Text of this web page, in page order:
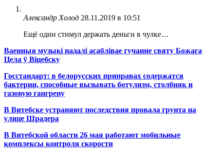
Александр Холод 28.11.2019 в 10:51
Ещё один стимул держать деньги в чулке…
Ваенныя музыкі надалі асаблівае гучанне святу Божага
Цела ў Віцебску
Госстандарт: в белорусских приправах содержатся
бактерии, способные вызывать ботулизм, столбняк и
газовую гангрену
В Витебске устраняют последствия провала грунта на
улице Шрадера
В Витебской области 26 мая работают мобильные
комплексы контроля скорости